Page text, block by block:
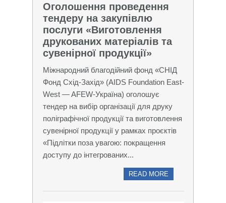
Оголошення проведення
тендеру на закупівлю
послуги «Виготовлення
друкованих матеріалів та
сувенірної продукції»
Міжнародний благодійний фонд «СНІД
Фонд Схід-Захід» (AIDS Foundation East-
West — AFEW-Україна) оголошує
тендер на вибір організації для друку
поліграфічної продукції та виготовлення
сувенірної продукції у рамках проєктів
«Підлітки поза увагою: покращення
доступу до інтегрованих...
READ MORE